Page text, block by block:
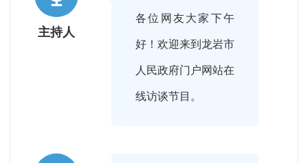
主持人
各位网友大家下午
好！欢迎来到龙岩市
人民政府门户网站在
线访谈节目。